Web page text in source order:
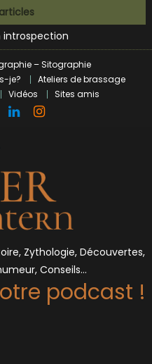
introspection
craft à Marseille
le milieu brassicole
une bouchée de pain ?
– Sitographie
je?
Ateliers de brassage
Vidéos Sites amis
Zythologie, Découvertes,
Conseils…
podcast !